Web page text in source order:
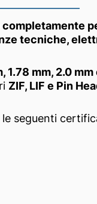
tecniche,
1.78 mm, 2.0
ZIF, LIF e Pin
le seguenti